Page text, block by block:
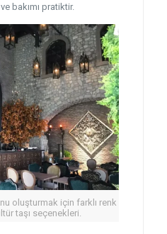
bakımı pratiktir.
oluşturmak için farklı renk
taşı seçenekleri.